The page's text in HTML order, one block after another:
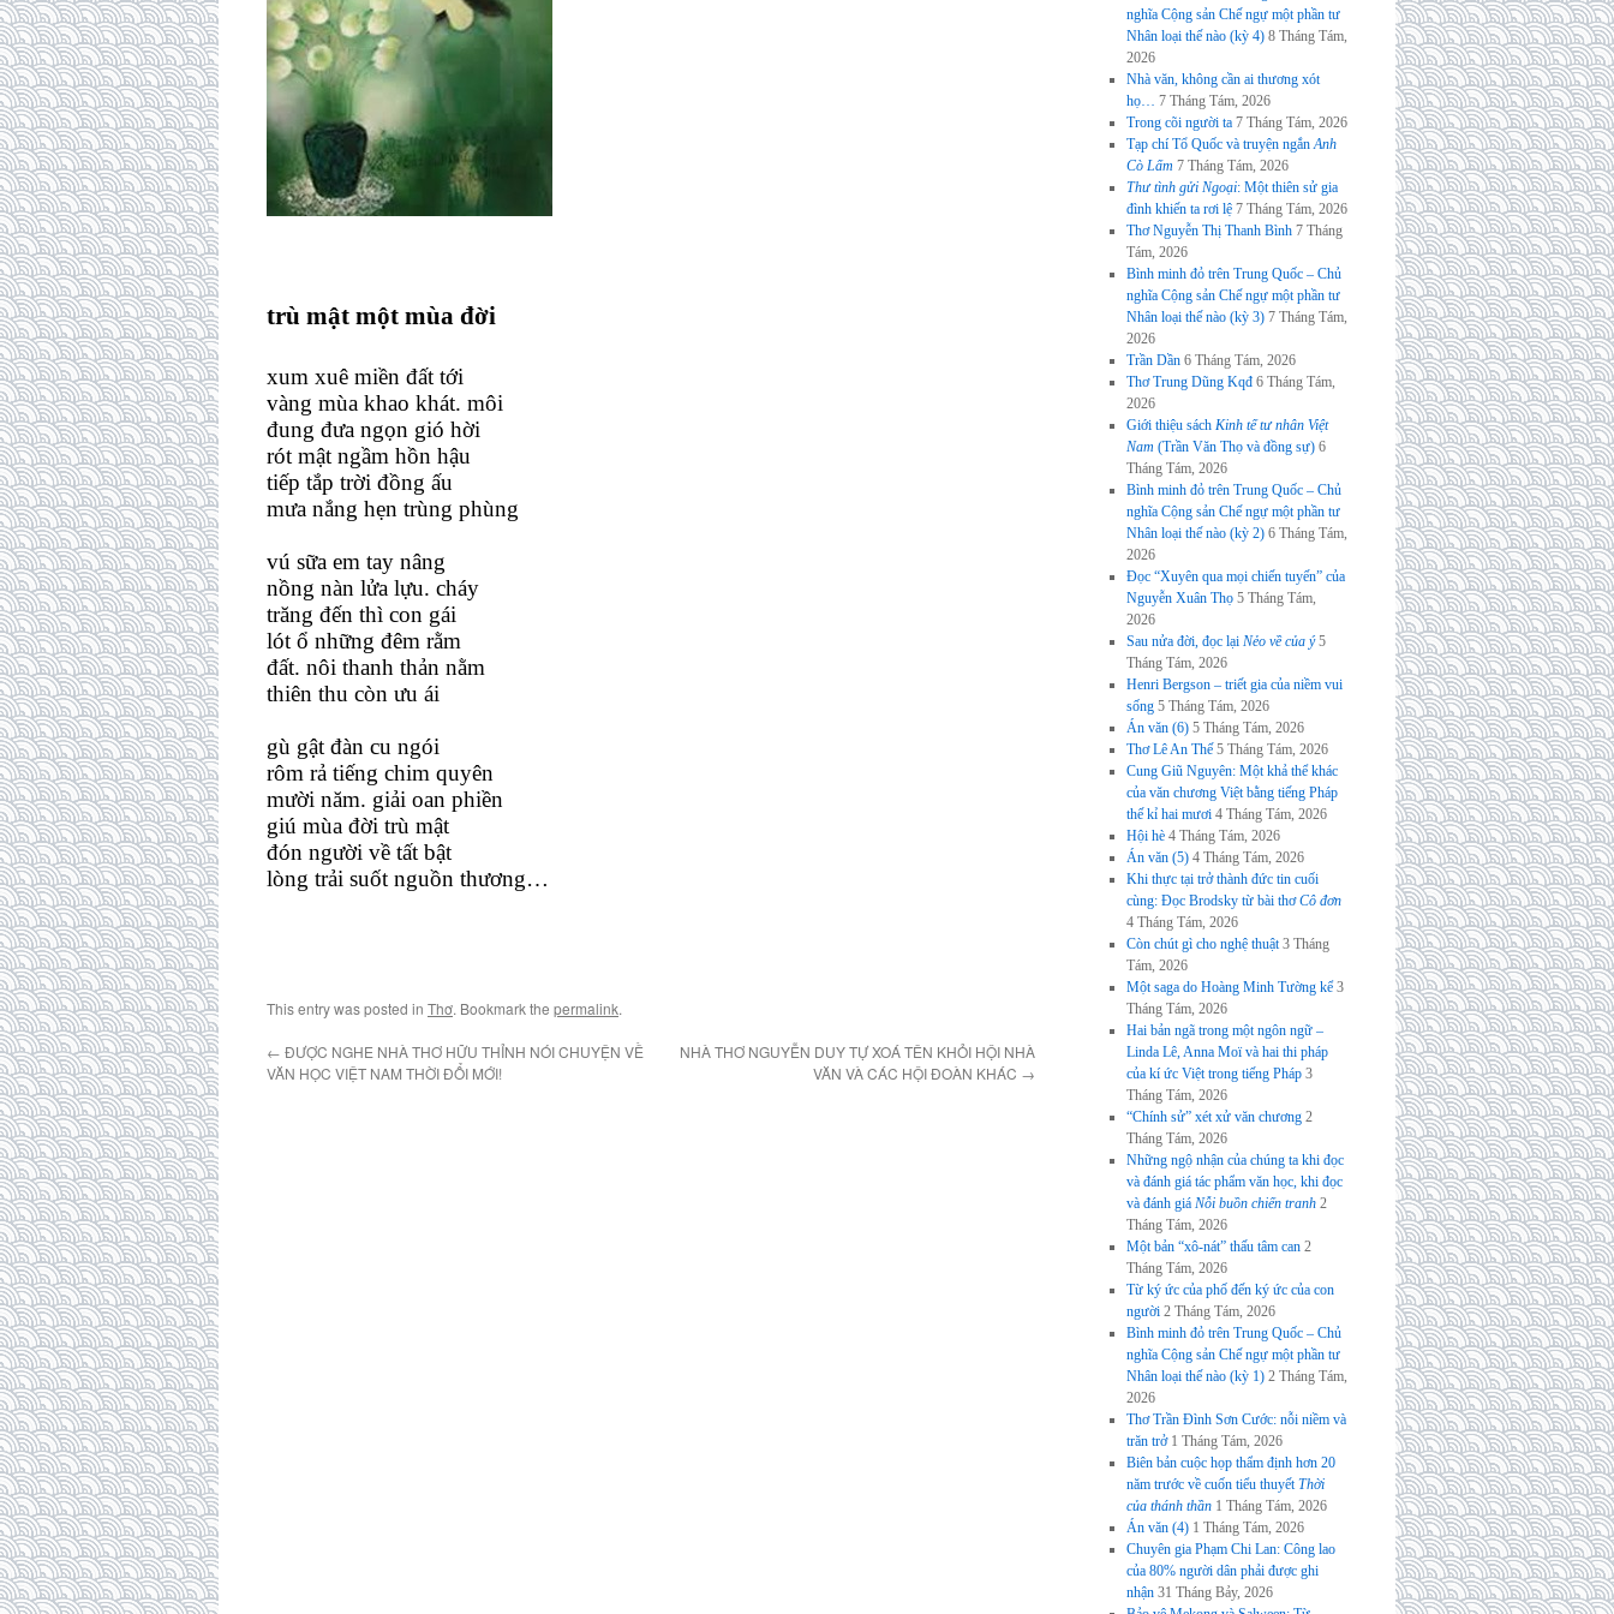
trù mật một mùa đời
xum xuê miền đất tới
vàng mùa khao khát. môi
đung đưa ngọn gió hời
rót mật ngầm hồn hậu
tiếp tắp trời đồng ấu
mưa nắng hẹn trùng phùng
vú sữa em tay nâng
nồng nàn lửa lựu. cháy
trăng đến thì con gái
lót ổ những đêm rằm
đất. nôi thanh thản nằm
thiên thu còn ưu ái
gù gật đàn cu ngói
rôm rả tiếng chim quyên
mười năm. giải oan phiền
giú mùa đời trù mật
đón người về tất bật
lòng trải suốt nguồn thương…
This entry was posted in Thơ. Bookmark the permalink.
← ĐƯỢC NGHE NHÀ THƠ HỮU THỈNH NÓI CHUYỆN VỀ
VĂN HỌC VIỆT NAM THỜI ĐỔI MỚI!
NHÀ THƠ NGUYỄN DUY TỰ XOÁ TÊN KHỎI HỘI NHÀ
VĂN VÀ CÁC HỘI ĐOÀN KHÁC →
nghĩa Cộng sản Chế ngự một phần tư
Nhân loại thế nào (kỳ 4) 8 Tháng Tám,
2026
Nhà văn, không cần ai thương xót
họ… 7 Tháng Tám, 2026
Trong cõi người ta 7 Tháng Tám, 2026
Tạp chí Tổ Quốc và truyện ngắnAnh
Cò Lấm 7 Tháng Tám, 2026
Thư tình gửi Ngoại: Một thiên sử gia
đình khiến ta rơi lệ 7 Tháng Tám, 2026
Thơ Nguyễn Thị Thanh Bình 7 Tháng
Tám, 2026
Bình minh đỏ trên Trung Quốc – Chủ
nghĩa Cộng sản Chế ngự một phần tư
Nhân loại thế nào (kỳ 3) 7 Tháng Tám,
2026
Trần Dần 6 Tháng Tám, 2026
Thơ Trung Dũng Kqđ 6 Tháng Tám,
2026
Giới thiệu sách Kinh tế tư nhân Việt
Nam (Trần Văn Thọ và đồng sự) 6
Tháng Tám, 2026
Bình minh đỏ trên Trung Quốc – Chủ
nghĩa Cộng sản Chế ngự một phần tư
Nhân loại thế nào (kỳ 2) 6 Tháng Tám,
2026
Đọc “Xuyên qua mọi chiến tuyến” của
Nguyễn Xuân Thọ 5 Tháng Tám,
2026
Sau nửa đời, đọc lại Nẻo về của ý 5
Tháng Tám, 2026
Henri Bergson – triết gia của niềm vui
sống 5 Tháng Tám, 2026
Án văn (6) 5 Tháng Tám, 2026
Thơ Lê An Thế 5 Tháng Tám, 2026
Cung Giũ Nguyên: Một khả thể khác
của văn chương Việt bằng tiếng Pháp
thế kỉ hai mươi 4 Tháng Tám, 2026
Hội hè 4 Tháng Tám, 2026
Án văn (5) 4 Tháng Tám, 2026
Khi thực tại trở thành đức tin cuối
cùng: Đọc Brodsky từ bài thơCô đơn
4 Tháng Tám, 2026
Còn chút gì cho nghệ thuật 3 Tháng
Tám, 2026
Một saga do Hoàng Minh Tường kể 3
Tháng Tám, 2026
Hai bản ngã trong một ngôn ngữ –
Linda Lê, Anna Moï và hai thi pháp
của kí ức Việt trong tiếng Pháp 3
Tháng Tám, 2026
“Chính sử” xét xử văn chương 2
Tháng Tám, 2026
Những ngộ nhận của chúng ta khi đọc
và đánh giá tác phẩm văn học, khi đọc
và đánh giá Nỗi buồn chiến tranh 2
Tháng Tám, 2026
Một bản “xô-nát” thấu tâm can 2
Tháng Tám, 2026
Từ ký ức của phố đến ký ức của con
người 2 Tháng Tám, 2026
Bình minh đỏ trên Trung Quốc – Chủ
nghĩa Cộng sản Chế ngự một phần tư
Nhân loại thế nào (kỳ 1) 2 Tháng Tám,
2026
Thơ Trần Đình Sơn Cước: nỗi niềm và
trăn trở 1 Tháng Tám, 2026
Biên bản cuộc họp thẩm định hơn 20
năm trước về cuốn tiểu thuyếtThời
của thánh thần 1 Tháng Tám, 2026
Án văn (4) 1 Tháng Tám, 2026
Chuyên gia Phạm Chi Lan: Công lao
của 80% người dân phải được ghi
nhận 31 Tháng Bảy, 2026